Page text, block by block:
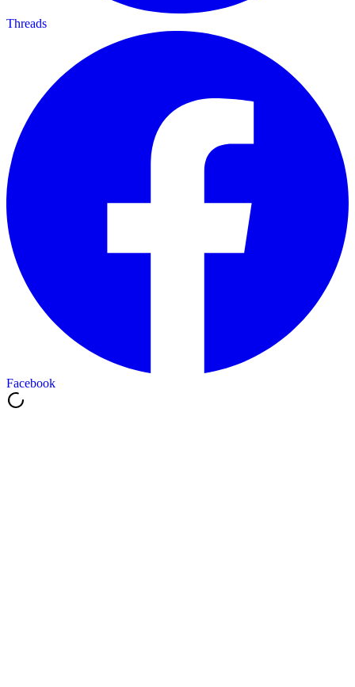
Threads
Facebook